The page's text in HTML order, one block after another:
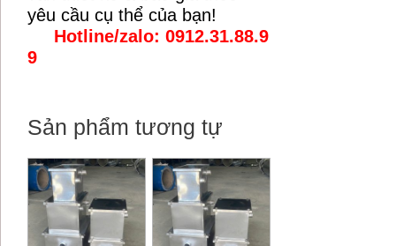
yêu cầu cụ thể của bạn!
Hotline/zalo: 0912.31.88.9
9
Sản phẩm tương tự